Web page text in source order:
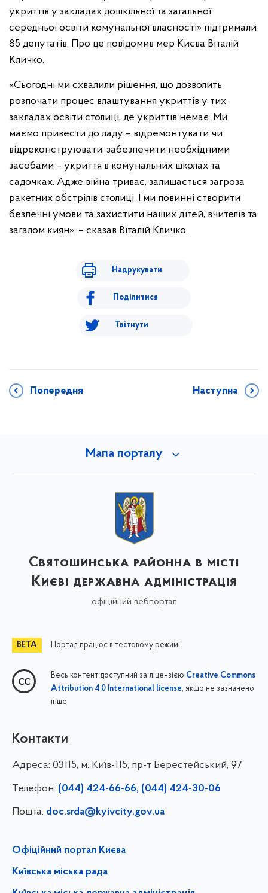
укриттів у закладах дошкільної та загальної
середньої освіти комунальної власності» підтримали
85 депутатів. Про це повідомив мер Києва Віталій
Кличко.
«Сьогодні ми схвалили рішення, що дозволить
розпочати процес влаштування укриттів у тих
закладах освіти столиці, де укриттів немає. Ми
маємо привести до ладу – відремонтувати чи
відреконструювати, забезпечити необхідними
засобами – укриття в комунальних школах та
садочках. Адже війна триває, залишається загроза
ракетних обстрілів столиці. І ми повинні створити
безпечні умови та захистити наших дітей, вчителів та
загалом киян», – сказав Віталій Кличко.
Надрукувати
Поділитися
Твітнути
Попередня Наступна
Мапа порталу
Святошинська районна в місті
Києві державна адміністрація
офіційний вебпортал
Портал працює в тестовому режимі
Весь контент доступний за ліцензією Creative Commons
Attribution 4.0 International license, якщо не зазначено
інше
Контакти
Адреса: 03115, м. Київ-115, пр-т Берестейський, 97
Телефон: (044) 424-66-66, (044) 424-30-06
Пошта: doc.srda@kyivcity.gov.ua
Офіційний портал Києва
Київська міська рада